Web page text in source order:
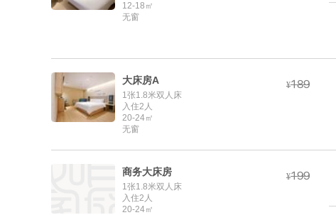
12-18㎡
无窗
大床房A
1张1.8米双人床
入住2人
20-24㎡
无窗
¥
商务大床房
1张1.8米双人床
入住2人
20-24㎡
¥